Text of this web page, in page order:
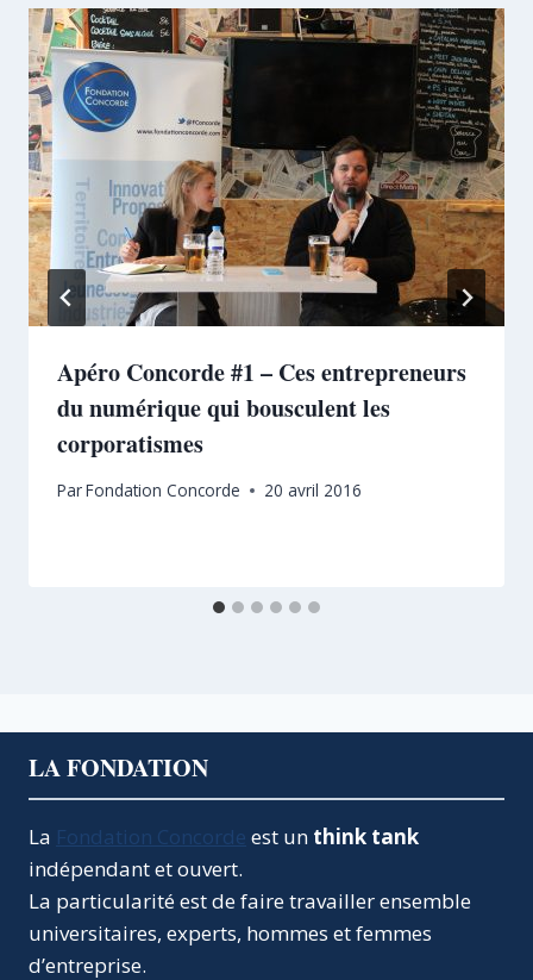
Apéro Concorde #1 – Ces entrepreneurs
du numérique qui bousculent les
corporatismes
ParFondation Concorde 20 avril 2016
LA FONDATION
La Fondation Concorde est un think tank
indépendant et ouvert.
La particularité est de faire travailler ensemble
universitaires, experts, hommes et femmes
d’entreprise.